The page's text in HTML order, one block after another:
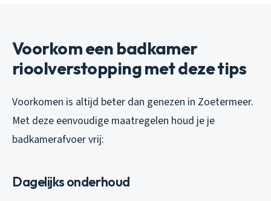
Voorkom een badkamer
rioolverstopping met deze tips
Voorkomen is altijd beter dan genezen in Zoetermeer.
Met deze eenvoudige maatregelen houd je je
badkamerafvoer vrij:
Dagelijks onderhoud